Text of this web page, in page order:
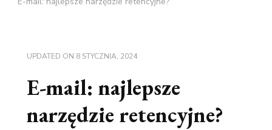
UPDATED ON 8 STYCZNIA, 2024
E-mail: najlepsze
narzędzie retencyjne?